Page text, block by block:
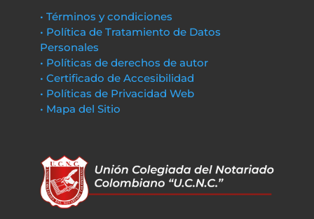
• Términos y condiciones
• Política de Tratamiento de Datos
Personales
• Políticas de derechos de autor
• Certificado de Accesibilidad
• Políticas de Privacidad Web
• Mapa del Sitio